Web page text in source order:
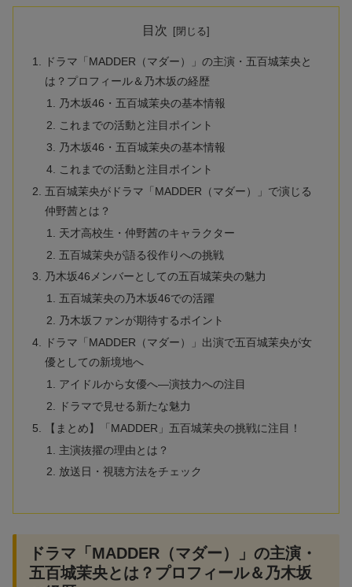
目次
ドラマ「MADDER（マダー）」の主演・五百城茉央と
は？プロフィール＆乃木坂の経歴
乃木坂46・五百城茉央の基本情報
これまでの活動と注目ポイント
乃木坂46・五百城茉央の基本情報
これまでの活動と注目ポイント
五百城茉央がドラマ「MADDER（マダー）」で演じる
仲野茜とは？
天才高校生・仲野茜のキャラクター
五百城茉央が語る役作りへの挑戦
乃木坂46メンバーとしての五百城茉央の魅力
五百城茉央の乃木坂46での活躍
乃木坂ファンが期待するポイント
ドラマ「MADDER（マダー）」出演で五百城茉央が女
優としての新境地へ
アイドルから女優へ—演技力への注目
ドラマで見せる新たな魅力
【まとめ】「MADDER」五百城茉央の挑戦に注目！
主演抜擢の理由とは？
放送日・視聴方法をチェック
ドラマ「MADDER（マダー）」の主演・
五百城茉央とは？プロフィール＆乃木坂